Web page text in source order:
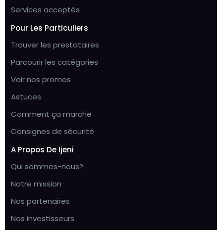
Services acceptés
Pour Les Particuliers
Trouver les prestataires
Parcourir les catégories
Voir nos promos
Astuces
Comment ça marche
Consignes de sécurité
A Propos De Ijeni
Qui sommes-nous?
Notre mission
Nos partenaires
Nos investisseurs